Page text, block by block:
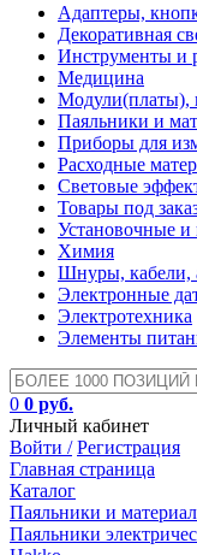
Адаптеры,
Декоративная
Инструменты и
Медицина
Модули(платы),
Паяльники и
Приборы для
Расходные
Световые
Товары под
Установочные и
Химия
Шнуры, кабели,
Электронные
Электротехника
Элементы
0 0 руб.
Личный кабинет
Войти / Регистрация
Главная страница
Каталог
Паяльники и
Паяльники